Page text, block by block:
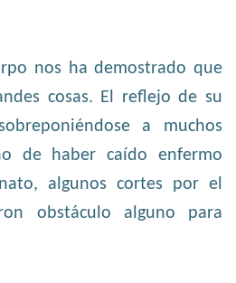
nos ha demostrado que
cosas. El reflejo de su
a muchos
de haber caído enfermo
algunos cortes por el
obstáculo alguno para